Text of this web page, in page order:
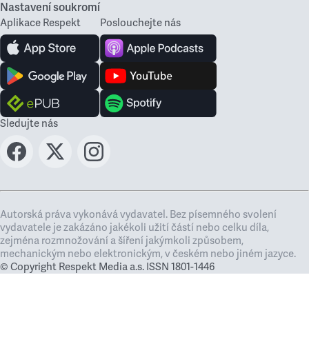
Nastavení soukromí
Aplikace Respekt Poslouchejte nás
Sledujte nás
Autorská práva vykonává vydavatel. Bez písemného svolení
vydavatele je zakázáno jakékoli užití částí nebo celku díla,
zejména rozmnožování a šíření jakýmkoli způsobem,
mechanickým nebo elektronickým, v českém nebo jiném jazyce.
© Copyright Respekt Media a.s. ISSN 1801-1446